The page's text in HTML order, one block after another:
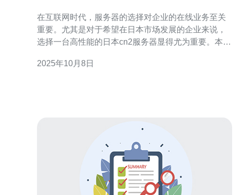
在互联网时代，服务器的选择对企业的在线业务至关
重要。尤其是对于希望在日本市场发展的企业来说，
选择一台高性能的日本cn2服务器显得尤为重要。本文
帮助您做出更明智的决策。 首先，您需要了解什么是
2025年10月8日